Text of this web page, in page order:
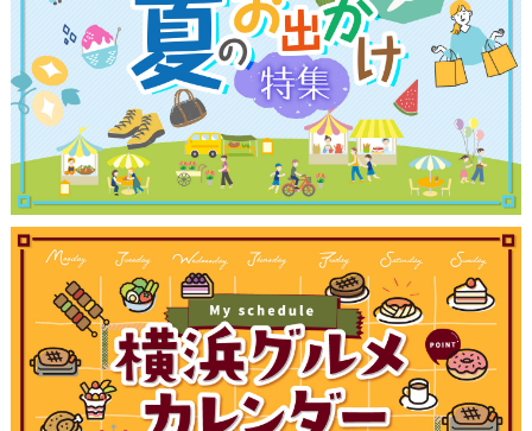
観光ガイド
ランキング